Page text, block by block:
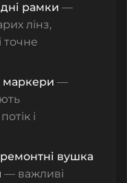
рамки —
лінз,
точне
маркери —
і
вушка
— важливі